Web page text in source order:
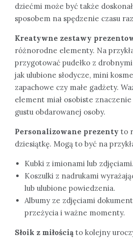
dziećmi może być także
sposobem na spędzenie czasu
Kreatywne zestawy
różnorodne elementy. Na
przygotować pudełko z
jak ulubione słodycze, mini
zapachowe czy małe gadżety.
element miał osobiste znaczenie
gustu obdarowanej osoby.
Personalizowane prezenty to
dziesiątkę. Mogą to być na
Kubki z imionami lub zdjęciami.
Koszulki z nadrukami
lub ulubione powiedzenia.
Albumy ze zdjęciami
przeżycia i ważne momenty.
Słoik z miłością to kolejny